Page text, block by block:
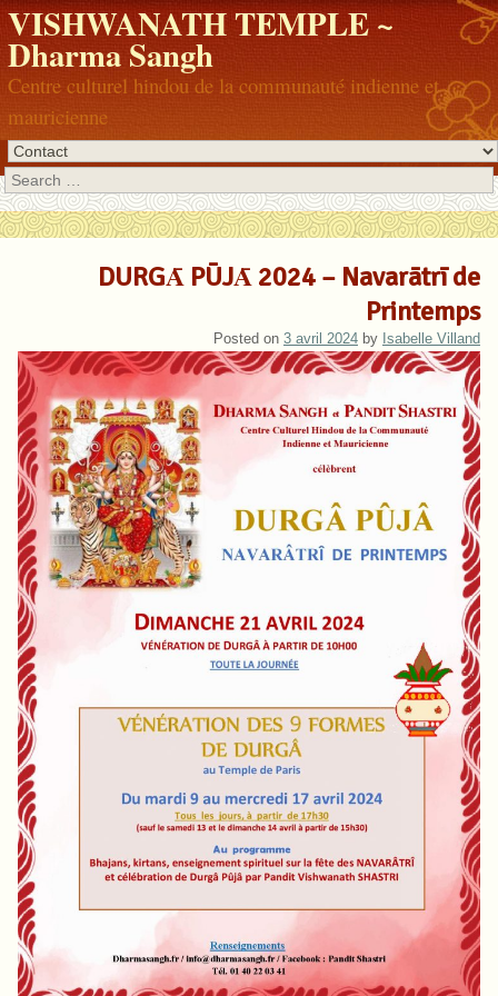
VISHWANATH TEMPLE ~
Dharma Sangh
Centre culturel hindou de la communauté indienne et
mauricienne
Search
DURGᾹ PŪJᾹ 2024 – Navarātrī de
Printemps
Posted on 3 avril 2024 by Isabelle Villand